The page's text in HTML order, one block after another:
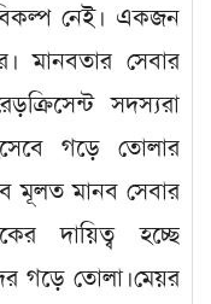
নেই। একজন
মানবতার সেবার
সদস্যরা
গড়ে তোলার
মূলত মানব সেবার
দায়িত্ব হচ্ছে
গড়ে তোলা।মেয়র